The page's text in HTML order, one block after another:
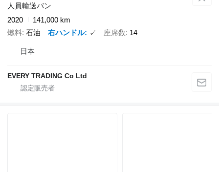
人員輸送バン
2020
141,000 km
燃料 石油 右ハンドル ✓ 座席数 14
日本
EVERY TRADING Co Ltd